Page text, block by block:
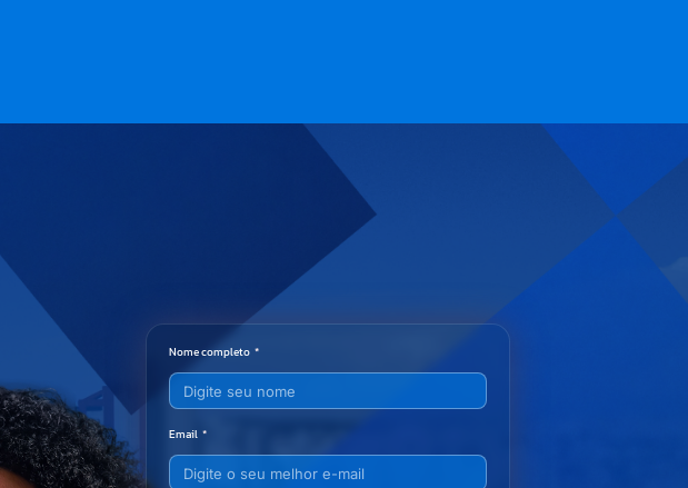
Nome completo
Email